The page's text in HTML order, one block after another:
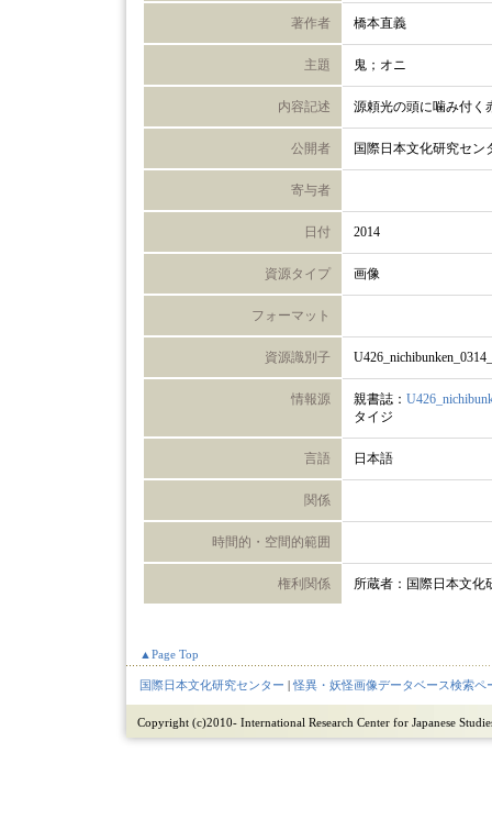
著作者 橋本直義
主題 鬼；オニ
内容記述 源頼光の頭に噛み付く
公開者 国際日本文化研究セン
寄与者
日付 2014
資源タイプ 画像
フォーマット
資源識別子
情報源 親書誌：
タイジ
言語 日本語
関係
時間的・空間的範囲
権利関係 所蔵者：国際日本文化
▲Page Top
国際日本文化研究センター |怪異・妖怪画像データベース検索ペ
Copyright (c)2010- International Research Center for Japanese